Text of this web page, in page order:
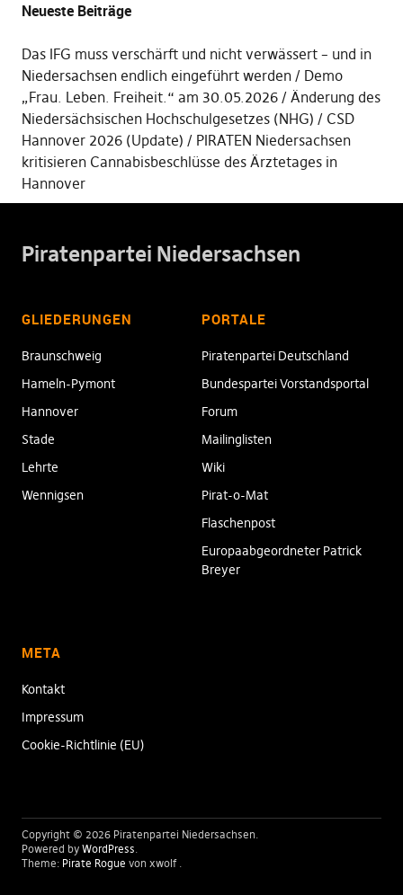
Neueste Beiträge
Das IFG muss verschärft und nicht verwässert – und in
Niedersachsen endlich eingeführt werden
Demo
„Frau. Leben. Freiheit.“ am 30.05.2026
Änderung des
Niedersächsischen Hochschulgesetzes (NHG)
CSD
Hannover 2026 (Update)
PIRATEN Niedersachsen
kritisieren Cannabisbeschlüsse des Ärztetages in
Hannover
Piratenpartei Niedersachsen
GLIEDERUNGEN
Braunschweig
Hameln-Pymont
Hannover
Stade
Lehrte
Wennigsen
PORTALE
Piratenpartei Deutschland
Bundespartei Vorstandsportal
Forum
Mailinglisten
Wiki
Pirat-o-Mat
Flaschenpost
Europaabgeordneter Patrick
Breyer
META
Kontakt
Impressum
Cookie-Richtlinie (EU)
Copyright © 2026 Piratenpartei Niedersachsen
Powered by WordPress
Theme: Pirate Rogue von xwolf